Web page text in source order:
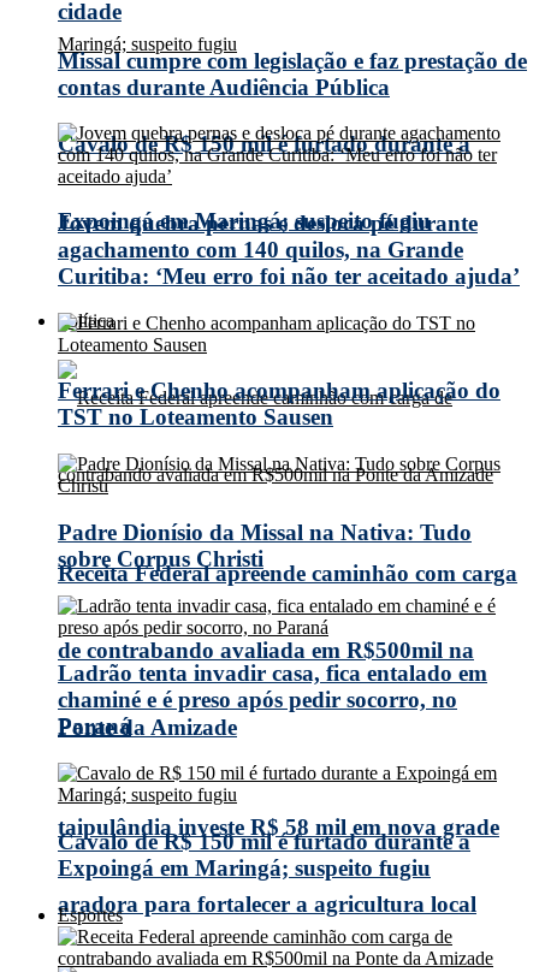
Cavalo de R$ 150 mil é furtado durante a
Expoingá em Maringá; suspeito fugiu
Política
Receita Federal apreende caminhão com carga
de contrabando avaliada em R$500mil na
Ponte da Amizade
taipulândia investe R$ 58 mil em nova grade
aradora para fortalecer a agricultura local
cidade
Missal cumpre com legislação e faz prestação de
contas durante Audiência Pública
Jovem quebra pernas e desloca pé durante
agachamento com 140 quilos, na Grande
Curitiba: ‘Meu erro foi não ter aceitado ajuda’
Ferrari e Chenho acompanham aplicação do
TST no Loteamento Sausen
Padre Dionísio da Missal na Nativa: Tudo
sobre Corpus Christi
Ladrão tenta invadir casa, fica entalado em
chaminé e é preso após pedir socorro, no
Paraná
Cavalo de R$ 150 mil é furtado durante a
Expoingá em Maringá; suspeito fugiu
Esportes